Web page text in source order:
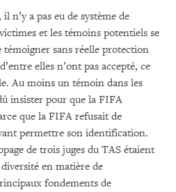
n’y a pas eu de système de
et les témoins potentiels se
sans réelle protection
elles n’ont pas accepté, ce
Au moins un témoin dans les
insister pour que la FIFA
que la FIFA refusait de
permettre son identification.
de trois juges du TAS étaient
diversité en matière de
fondements de